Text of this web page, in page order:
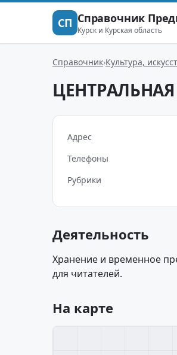
СП Справочник
Курск и Курская область
Справочник Культура,
Адрес
Телефоны
Рубрики
Деятельность
Хранение и временное
для читателей.
На карте